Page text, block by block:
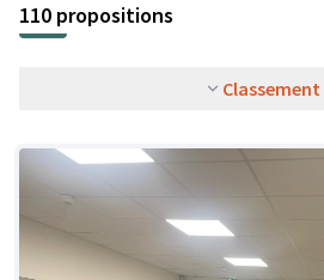
110 propositions